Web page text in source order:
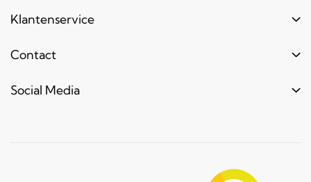
Hout
Toebehoren
Reclameframes
Login
Bestel informatie
Blogs & laatste nieuws
Klantenservice
Contact
Retourneren
Contact
info@bouwbuis.nl
Social Media